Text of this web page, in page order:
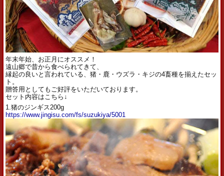
年末年始、お正月にオススメ！
遠山郷で昔から食べられてきて、
縁起の良いと言われている、猪・鹿・ウズラ・キジの4畜種を揃えたセッ
ト。
贈答用としてもご好評をいただいております。
セット内容はこちら↓
1.猪のジンギス200g
https://www.jingisu.com/fs/suzukiya/5001